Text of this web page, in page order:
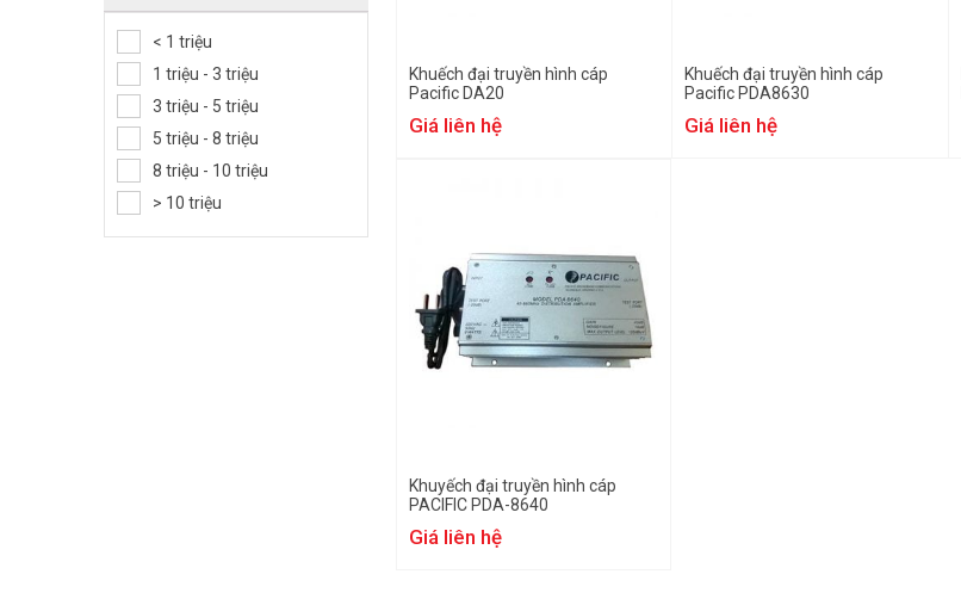
< 1 triệu
1 triệu - 3 triệu
3 triệu - 5 triệu
5 triệu - 8 triệu
8 triệu - 10 triệu
> 10 triệu
Khuếch đại truyền hình cáp
Pacific DA20
Giá liên hệ
Khuếch đại truyền hình cáp
Pacific PDA8630
Giá liên hệ
Khuyếch đại truyền hình cáp
PACIFIC PDA-8640
Giá liên hệ